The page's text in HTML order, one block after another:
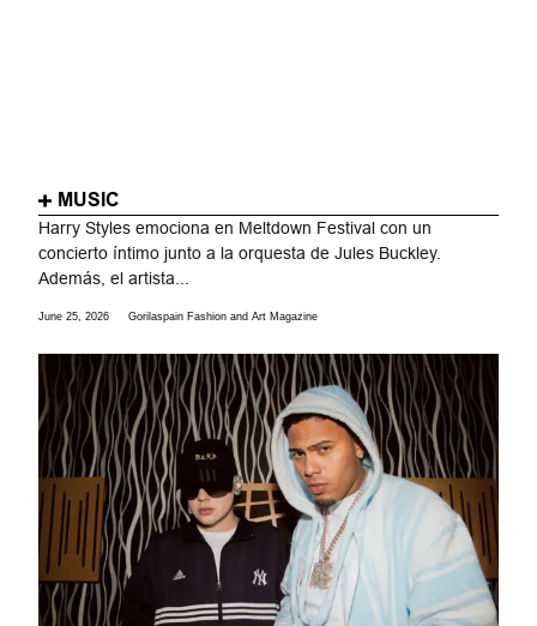
MUSIC
Harry Styles emociona en Meltdown Festival con un
concierto íntimo junto a la orquesta de Jules Buckley.
Además, el artista...
June 25, 2026 Gorilaspain Fashion and Art Magazine